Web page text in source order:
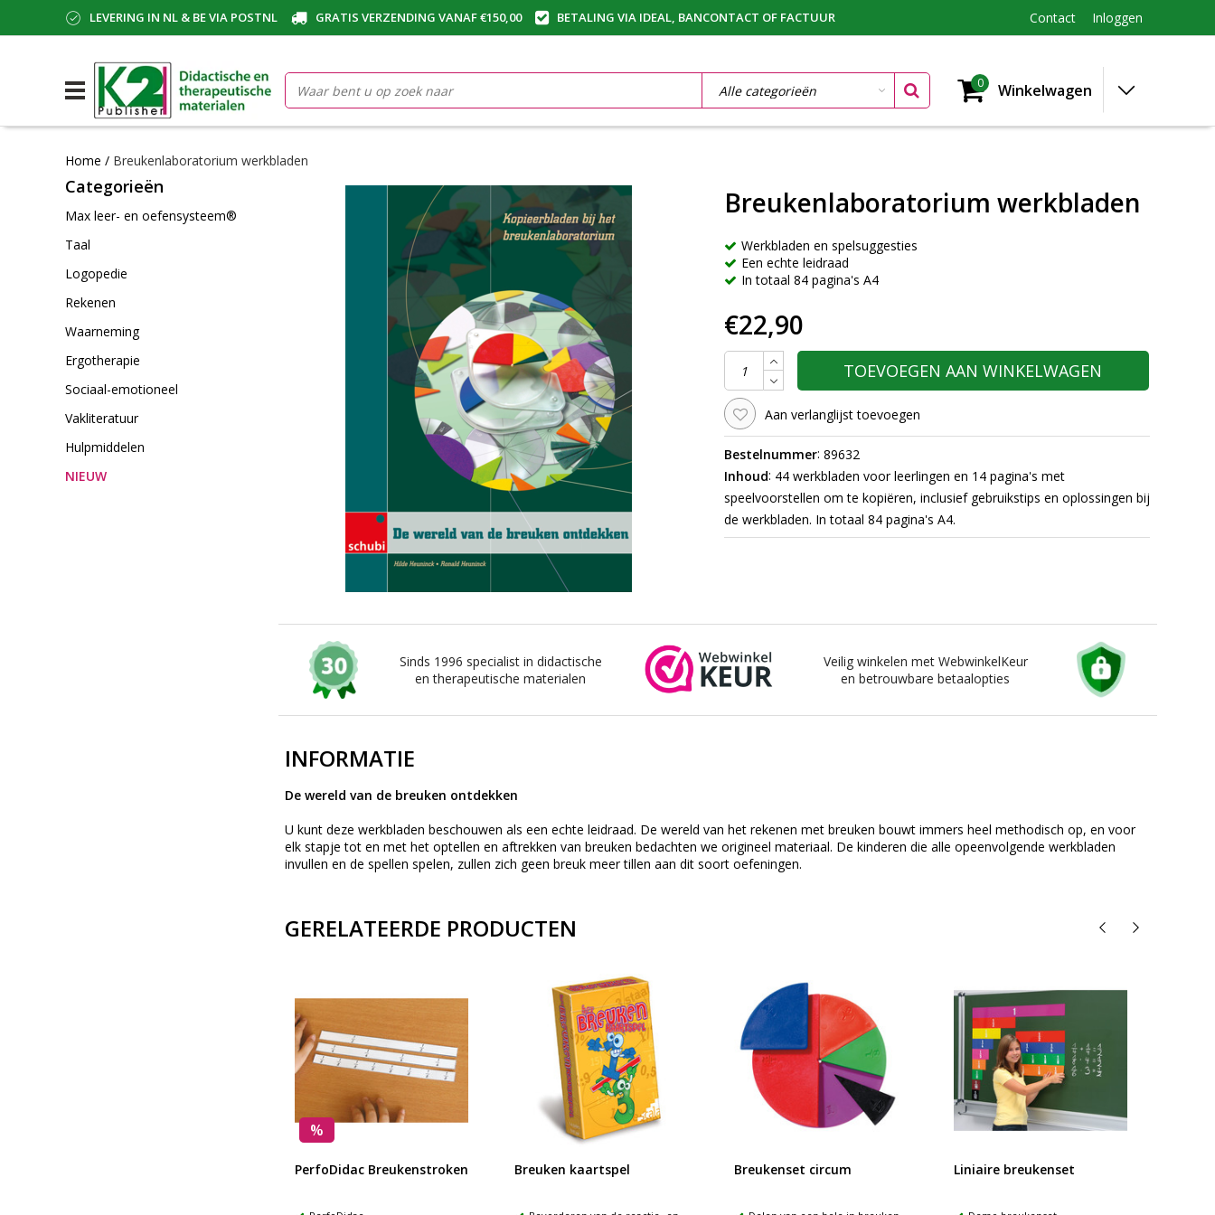
LEVERING IN NL & BE VIA POSTNL GRATIS VERZENDING VANAF €150,00 BETALING VIA IDEAL, BANCONTACT OF FACTUUR Contact Inloggen
0 Winkelwagen
Home / Breukenlaboratorium werkbladen
Categorieën
Max leer- en oefensysteem®
Taal
Logopedie
Rekenen
Waarneming
Ergotherapie
Sociaal-emotioneel
Vakliteratuur
Hulpmiddelen
NIEUW
Breukenlaboratorium werkbladen
Werkbladen en spelsuggesties
Een echte leidraad
In totaal 84 pagina's A4
€22,90
TOEVOEGEN AAN WINKELWAGEN
Aan verlanglijst toevoegen
Bestelnummer: 89632
Inhoud: 44 werkbladen voor leerlingen en 14 pagina's met
speelvoorstellen om te kopiëren, inclusief gebruikstips en oplossingen bij
de werkbladen. In totaal 84 pagina's A4.
Sinds 1996 specialist in didactische
en therapeutische materialen
Veilig winkelen met WebwinkelKeur
en betrouwbare betaalopties
INFORMATIE
De wereld van de breuken ontdekken
U kunt deze werkbladen beschouwen als een echte leidraad. De wereld van het rekenen met breuken bouwt immers heel methodisch op, en voor
elk stapje tot en met het optellen en aftrekken van breuken bedachten we origineel materiaal. De kinderen die alle opeenvolgende werkbladen
invullen en de spellen spelen, zullen zich geen breuk meer tillen aan dit soort oefeningen.
GERELATEERDE PRODUCTEN
%
PerfoDidac Breukenstroken Breuken kaartspel Breukenset circum Liniaire breukenset